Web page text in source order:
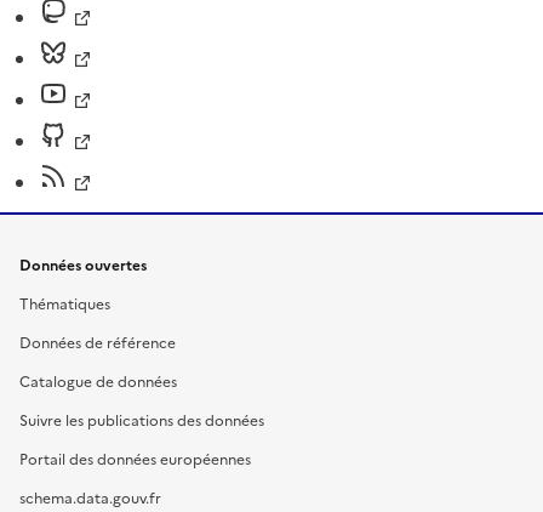
Données ouvertes
Thématiques
Données de référence
Catalogue de données
Suivre les publications des données
Portail des données européennes
schema.data.gouv.fr